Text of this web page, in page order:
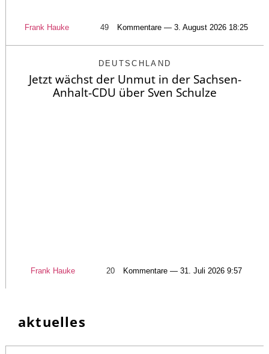
Frank Hauke 49 Kommentare — 3. August 2026 18:25
DEUTSCHLAND
Jetzt wächst der Unmut in der Sachsen-
Anhalt-CDU über Sven Schulze
Frank Hauke 20 Kommentare — 31. Juli 2026 9:57
aktuelles